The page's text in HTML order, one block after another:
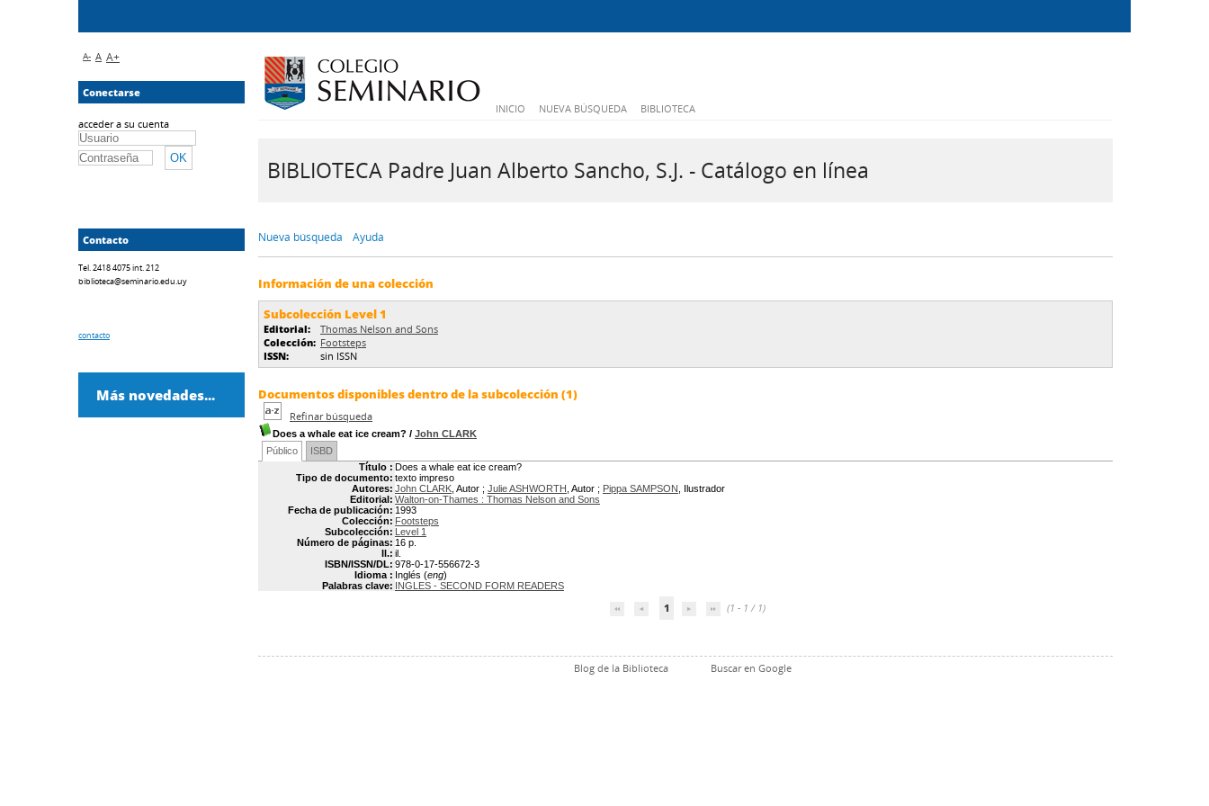
INICIO NUEVA BÚSQUEDA BIBLIOTECA
BIBLIOTECA Padre Juan Alberto Sancho, S.J. - Catálogo en línea
Nueva búsqueda Ayuda
Información de una colección
Subcolección Level 1
Editorial:
Thomas Nelson and Sons
Colección: Footsteps
ISSN:
sin ISSN
Documentos disponibles dentro de la subcolección (1)
Refinar búsqueda
Does a whale eat ice cream? / John CLARK
Público
ISBD
Título : Does a whale eat ice cream?
Tipo de documento: texto impreso
Autores: John CLARK , Autor ; Julie ASHWORTH , Autor ; Pippa SAMPSON , Ilustrador
Editorial: Walton-on-Thames : Thomas Nelson and Sons
Fecha de publicación: 1993
Colección: Footsteps
Subcolección: Level 1
Número de páginas: 16 p.
Il.: il.
ISBN/ISSN/DL: 978-0-17-556672-3
Idioma : Inglés (eng)
Palabras clave: INGLES - SECOND FORM READERS
1 (1 - 1 / 1)
Blog de la Biblioteca Buscar en Google
A- A A+
Conectarse
acceder a su cuenta
Contacto
Tel. 2418 4075 int. 212
biblioteca@seminario.edu.uy
contacto
Más novedades...